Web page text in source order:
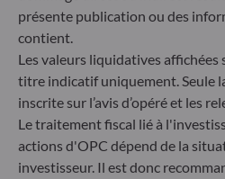
ou tout organisme établi en Russie
l’exception des ressortissants d’un
européenne et aux personnes
de séjour temporaire ou permanent
Informations
Informations réglementaires
présente publication ou des
contient.
Les valeurs liquidatives affichées
titre indicatif uniquement. Seule
inscrite sur l’avis d’opéré et les
Le traitement fiscal lié à
actions d'OPC dépend de la
investisseur. Il est donc